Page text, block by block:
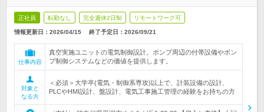
正社員 転勤なし 完全週休2日制 リモートワーク可
情報更新日：2026/04/15 終了予定日： 2026/09/21
仕事内容
真空実施ユニットの電気制御設計。ポンプ周辺の付帯設備やポン
プ制御システムなどの価値を提供します。
対象と
なる方
＜必須＞大学卒(電気・制御系専攻)以上で、計装設備の設計、
PLCやHMI設計、盤設計、電気工事施工管理の経験をお持ちの方